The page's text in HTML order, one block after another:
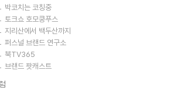
박코치는 코칭중
토크쇼 호모쿵푸스
지리산에서 백두산까지
퍼스널 브랜드 연구소
북TV365
브랜드 팟캐스트